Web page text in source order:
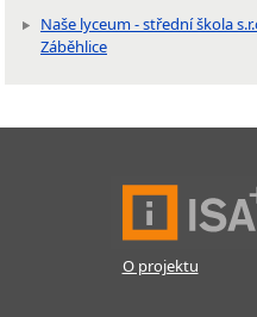
Naše lyceum - střední škola
Záběhlice
O projektu